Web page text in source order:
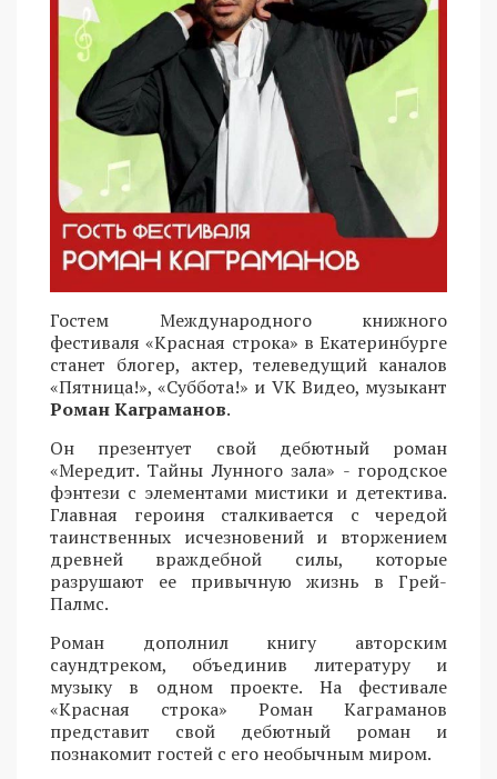
Гостем Международного книжного
фестиваля «Красная строка» в Екатеринбурге
станет блогер, актер, телеведущий каналов
«Пятница!», «Суббота!» и VK Видео, музыкант
Роман Каграманов.
Он презентует свой дебютный роман
«Мередит. Тайны Лунного зала» - городское
фэнтези с элементами мистики и детектива.
Главная героиня сталкивается с чередой
таинственных исчезновений и вторжением
древней враждебной силы, которые
разрушают ее привычную жизнь в Грей-
Палмс.
Роман дополнил книгу авторским
саундтреком, объединив литературу и
музыку в одном проекте. На фестивале
«Красная строка» Роман Каграманов
представит свой дебютный роман и
познакомит гостей с его необычным миром.